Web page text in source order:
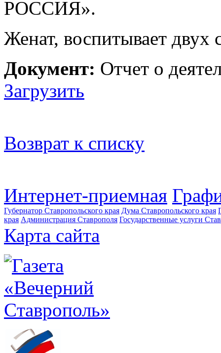
РОССИЯ».
Женат, воспитывает двух
Документ: Отчет о
Загрузить
Возврат к списку
Интернет-приемная
Губернатор Ставропольского края Дума Ставропольского края
края Администрация Ставрополя Государственные услуги
Карта сайта